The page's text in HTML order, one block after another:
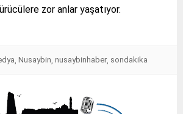
zor anlar yaşatıyor.
Nusaybin nusaybinhaber sondakika